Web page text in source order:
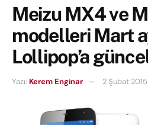
Meizu MX4 ve
modelleri Mart
Lollipop’a
Yazı: Kerem Enginar 2 Şubat 2015